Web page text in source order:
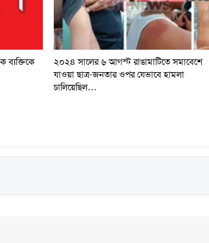
ব্যক্তিকে
২০২৪ সালের ৬ আগস্ট রাঙামাটিতে সমাবেশে
যাওয়া ছাত্র-জনতার ওপর যেভাবে হামলা
চালিয়েছিল…